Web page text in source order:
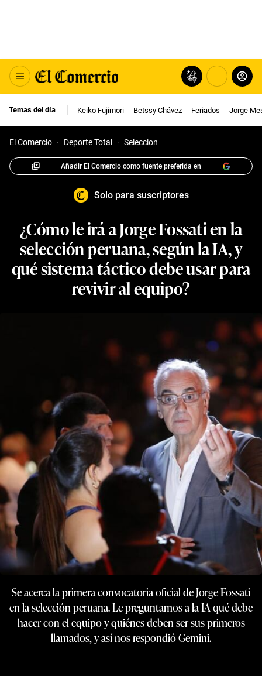
Temas del día Keiko Fujimori Betssy Chávez Feriados Jorge
El Comercio · Deporte Total · Seleccion
Añadir El Comercio como fuente preferida en
Solo para suscriptores
¿Cómo le irá a Jorge Fossati en la
selección peruana, según la IA, y
qué sistema táctico debe usar para
revivir al equipo?
Se acerca la primera convocatoria oficial de Jorge Fossati
en la selección peruana. Le preguntamos a la IA qué debe
hacer con el equipo y quiénes deben ser sus primeros
llamados, y así nos respondió Gemini.